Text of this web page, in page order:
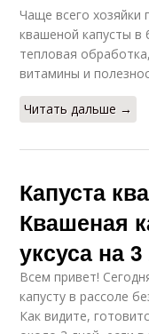
Чаще всего хозяйки
квашеной капусты в
тепловая
витамины и
Читать дальше →
Капуста
Квашеная
уксуса на
Всем привет!
капусту в рассоле
Как видите,